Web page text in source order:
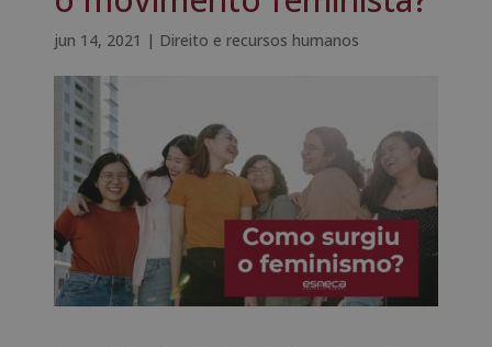
jun 14, 2021 | Direito e recursos humanos